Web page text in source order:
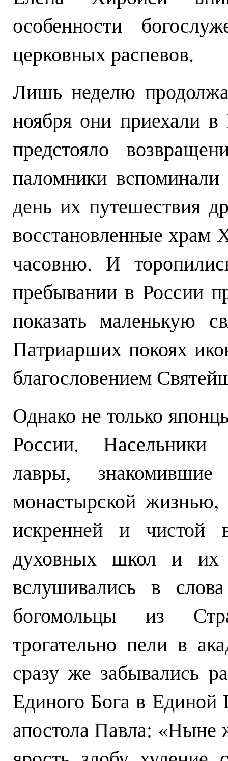
особенности
церковных распевов.
Лишь неделю
ноября они приехали
предстояло
паломники
день их путешествия
восстановленные храм
часовню. И
пребывании в России
показать маленькую
Патриарших покоях
благословением
Однако не только
России. Насельники
лавры,
монастырской жизнью,
искренней и чистой
духовных школ и их
вслушивались в
богомольцы из
трогательно пели в
сразу же забывались
Единого Бога в Единой
апостола Павла: «Ныне